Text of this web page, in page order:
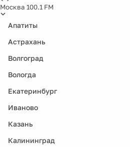
Москва 100.1 FM
Апатиты
Астрахань
Волгоград
Вологда
Екатеринбург
Иваново
Казань
Калининград